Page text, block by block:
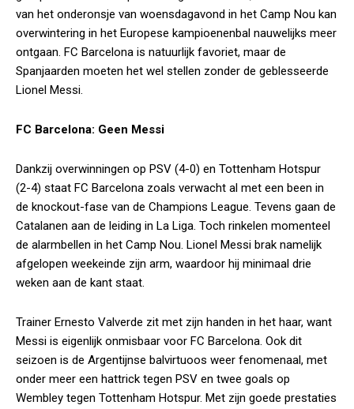
van het onderonsje van woensdagavond in het Camp Nou kan
overwintering in het Europese kampioenenbal nauwelijks meer
ontgaan. FC Barcelona is natuurlijk favoriet, maar de
Spanjaarden moeten het wel stellen zonder de geblesseerde
Lionel Messi.
FC Barcelona: Geen Messi
Dankzij overwinningen op PSV (4-0) en Tottenham Hotspur
(2-4) staat FC Barcelona zoals verwacht al met een been in
de knockout-fase van de Champions League. Tevens gaan de
Catalanen aan de leiding in La Liga. Toch rinkelen momenteel
de alarmbellen in het Camp Nou. Lionel Messi brak namelijk
afgelopen weekeinde zijn arm, waardoor hij minimaal drie
weken aan de kant staat.
Trainer Ernesto Valverde zit met zijn handen in het haar, want
Messi is eigenlijk onmisbaar voor FC Barcelona. Ook dit
seizoen is de Argentijnse balvirtuoos weer fenomenaal, met
onder meer een hattrick tegen PSV en twee goals op
Wembley tegen Tottenham Hotspur. Met zijn goede prestaties